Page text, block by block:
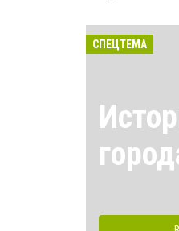
СПЕЦТЕМА